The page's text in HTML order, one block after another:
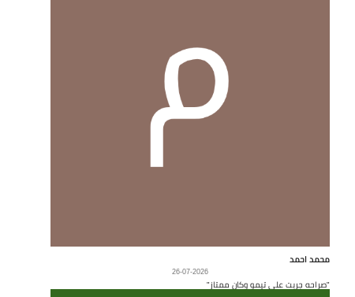
محمد احمد
26-07-2026
"صراحه جربت على تيمو وكان ممتاز"